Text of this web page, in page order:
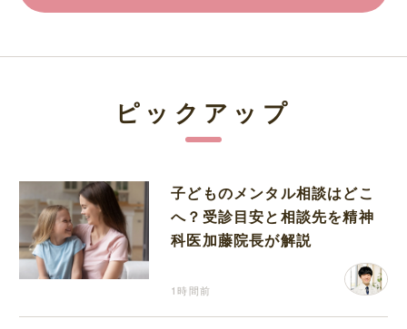
ピックアップ
子どものメンタル相談はどこ
へ？受診目安と相談先を精神
科医加藤院長が解説
1時間前